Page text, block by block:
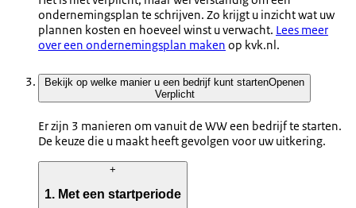
ondernemingsplan te schrijven. Zo krijgt u inzicht wat uw
plannen kosten en hoeveel winst u verwacht. Lees meer
over een ondernemingsplan maken op kvk.nl.
Bekijk op welke manier u een bedrijf kunt startenOpenen
Verplicht
Er zijn 3 manieren om vanuit de WW een bedrijf te starten.
De keuze die u maakt heeft gevolgen voor uw uitkering.
+
1. Met een startperiode